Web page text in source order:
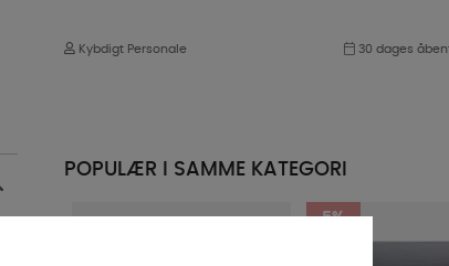
Kybdigt Personale 30 dages
POPULÆR I SAMME KATEGORI
5%